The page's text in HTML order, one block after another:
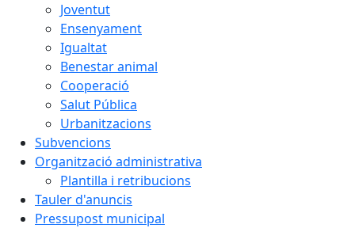
Joventut
Ensenyament
Igualtat
Benestar animal
Cooperació
Salut Pública
Urbanitzacions
Subvencions
Organització administrativa
Plantilla i retribucions
Tauler d'anuncis
Pressupost municipal